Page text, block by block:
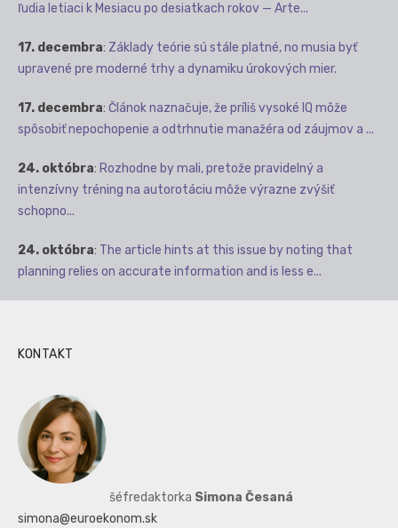
ľudia letiaci k Mesiacu po desiatkach rokov — Arte...
17. decembra: Základy teórie sú stále platné, no musia byť
upravené pre moderné trhy a dynamiku úrokových mier.
17. decembra: Článok naznačuje, že príliš vysoké IQ môže
spôsobiť nepochopenie a odtrhnutie manažéra od záujmov a ...
24. októbra: Rozhodne by mali, pretože pravidelný a
intenzívny tréning na autorotáciu môže výrazne zvýšiť
schopno...
24. októbra: The article hints at this issue by noting that
planning relies on accurate information and is less e...
KONTAKT
šéfredaktorka Simona Česaná
simona@euroekonom.sk